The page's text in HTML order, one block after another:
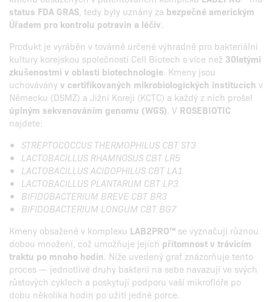
status FDA GRAS, tedy byly uznány za bezpečné americkým
Úřadem pro kontrolu potravin a léčiv.
Produkt je vyráběn v továrně určené výhradně pro bakteriální
kultury korejskou společností Cell Biotech s více než 30letými
zkušenostmi v oblasti biotechnologie. Kmeny jsou
uchováványv certifikovaných mikrobiologických institucích v
Německu (DSMZ) a Jižní Koreji (KCTC) a každý z nich prošel
úplným sekvenováním genomu (WGS). V ROSEBIOTIC
najdete:
STREPTOCOCCUS THERMOPHILUS CBT ST3
LACTOBACILLUS RHAMNOSUS CBT LR5
LACTOBACILLUS ACIDOPHILUS CBT LA1
LACTOBACILLUS PLANTARUM CBT LP3
BIFIDOBACTERIUM BREVE CBT BR3
BIFIDOBACTERIUM LONGUM CBT BG7
Kmeny obsažené v komplexu LAB2PRO™ se vyznačují různou
dobou množení, což umožňuje jejich přítomnost v trávicím
traktu po mnoho hodin. Níže uvedený graf znázorňuje tento
proces — jednotlivé druhy bakterií na sebe navazují ve svých
růstových cyklech a poskytují podporu vaší mikroflóře po
dobu několika hodin po užití jedné porce.